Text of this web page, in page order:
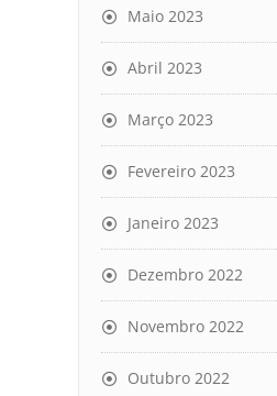
Maio 2023
Abril 2023
Março 2023
Fevereiro 2023
Janeiro 2023
Dezembro 2022
Novembro 2022
Outubro 2022